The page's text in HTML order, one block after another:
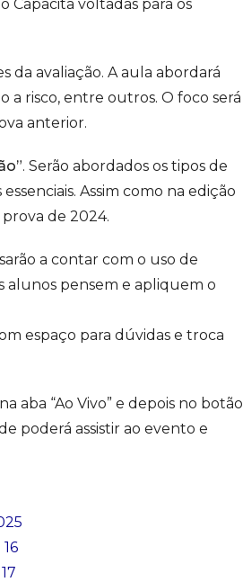
Capacita voltadas para os
da avaliação. A aula abordará
a risco, entre outros. O foco será
anterior.
. Serão abordados os tipos de
Assim como na edição
de 2024.
a contar com o uso de
alunos pensem e apliquem o
espaço para dúvidas e troca
aba “Ao Vivo” e depois no botão
poderá assistir ao evento e